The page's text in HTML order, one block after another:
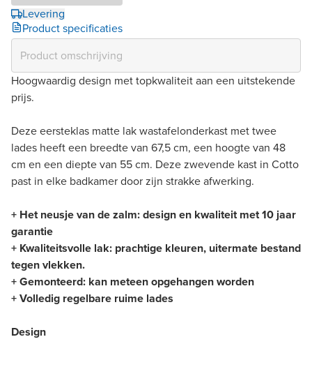
Levering
Product specificaties
Hoogwaardig design met topkwaliteit aan een uitstekende
prijs.
Deze eersteklas matte lak wastafelonderkast met twee
lades heeft een breedte van 67,5 cm, een hoogte van 48
cm en een diepte van 55 cm. Deze zwevende kast in Cotto
past in elke badkamer door zijn strakke afwerking.
+ Het neusje van de zalm: design en kwaliteit met 10 jaar
garantie
+ Kwaliteitsvolle lak: prachtige kleuren, uitermate bestand
tegen vlekken.
+ Gemonteerd: kan meteen opgehangen worden
+ Volledig regelbare ruime lades
Design